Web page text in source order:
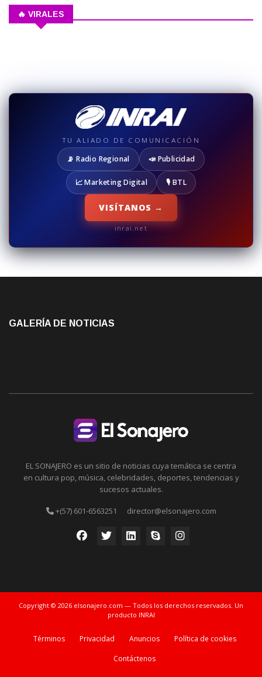
🔥 VIRALES
TU ALIADO DE COMUNICACIÓN
📡 Radio Regional 📣 Publicidad
📈 Marketing Digital 🎙️ BTL
VISÍTANOS →
inrai.net
GALERÍA DE NOTICIAS
EL SONAJERO es un sitio de noticias cuya temática se centra
en cultura pop, música, celebridades, deportes, tendencias y
sucesos actuales.
+(57) 601-6563251 director@elsonajero.com
Copyright © 2026 elsonajero.com — Todos los derechos reservados. Un
producto INRAI
Términos Privacidad Anuncios
Política de cookies
Contáctenos